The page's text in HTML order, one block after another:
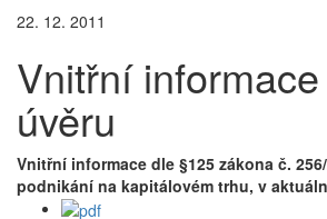
22. 12. 2011
Vnitřní
úvěru
Vnitřní informace dle §125 zákona č.
podnikání na kapitálovém trhu, v